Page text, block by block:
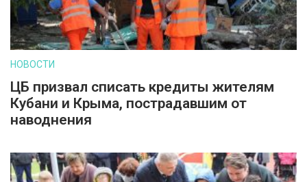
НОВОСТИ
ЦБ призвал списать кредиты жителям
Кубани и Крыма, пострадавшим от
наводнения